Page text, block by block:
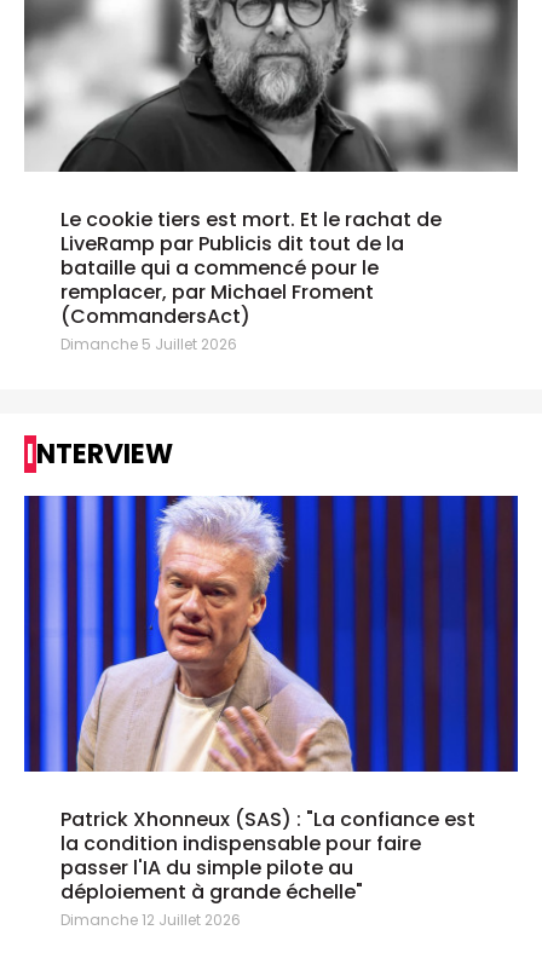
Le cookie tiers est mort. Et le rachat de
LiveRamp par Publicis dit tout de la
bataille qui a commencé pour le
remplacer, par Michael Froment
(CommandersAct)
Dimanche 5 Juillet 2026
INTERVIEW
Patrick Xhonneux (SAS) : "La confiance est
la condition indispensable pour faire
passer l'IA du simple pilote au
déploiement à grande échelle"
Dimanche 12 Juillet 2026